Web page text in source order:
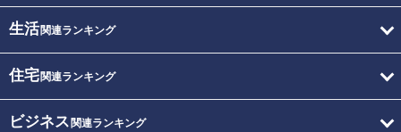
生活関連ランキング
住宅関連ランキング
ビジネス 関連ランキング